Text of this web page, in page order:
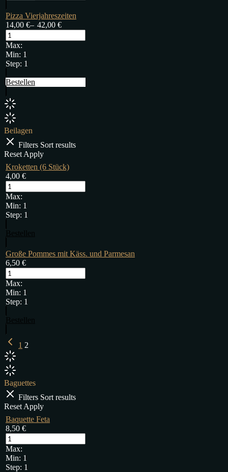
Pizza Vierjahreszeiten
14,00 €– 42,00 €
Max:
Min: 1
Step: 1
Bestellen
Beilagen
Filters Sort results
Reset Apply
Kroketten (6 Stück)
4,00 €
Max:
Min: 1
Step: 1
Große Pommes mit Käss. und Parmesan
6,50 €
Max:
Min: 1
Step: 1
1 2
Baguettes
Filters Sort results
Reset Apply
Baquette Feta
8,50 €
Max:
Min: 1
Step: 1